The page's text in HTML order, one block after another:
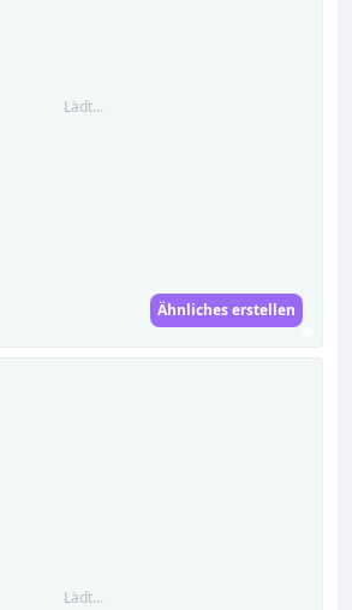
Lädt...
Ähnliches erstellen
Lädt...